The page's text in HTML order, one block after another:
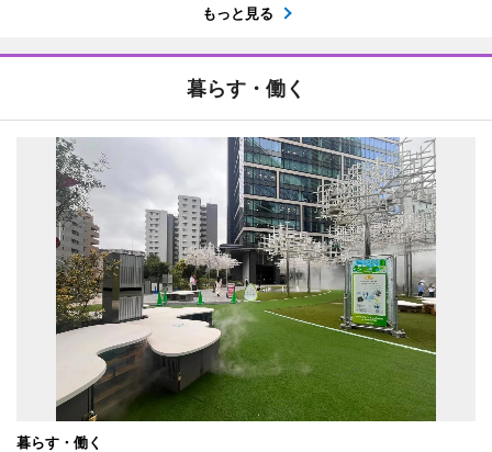
もっと見る
暮らす・働く
暮らす・働く